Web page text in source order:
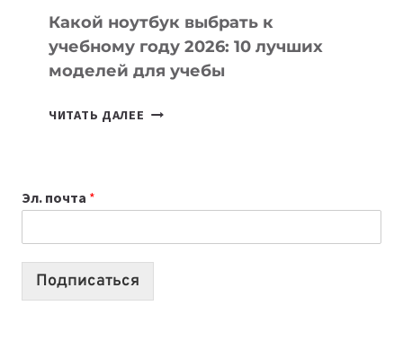
Какой ноутбук выбрать к
учебному году 2026: 10 лучших
моделей для учебы
ЧИТАТЬ ДАЛЕЕ КАКОЙ
2026:
10
Эл. почта *
Подписаться